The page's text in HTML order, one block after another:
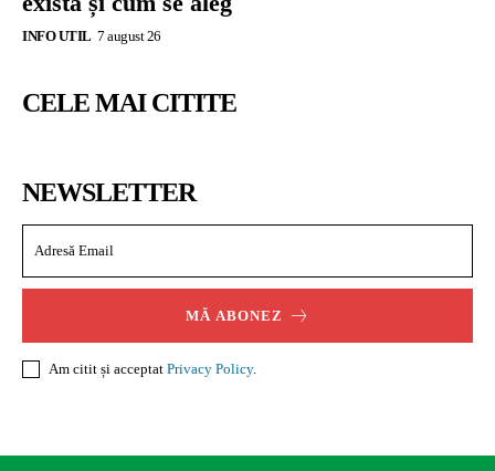
INFO UTIL 7 august 26
CELE MAI CITITE
NEWSLETTER
MĂ ABONEZ
Am citit și acceptat Privacy Policy.